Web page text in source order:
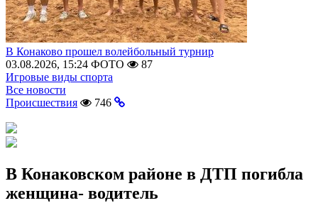
В Конаково прошел волейбольный турнир
03.08.2026, 15:24 ФОТО
87
Игровые виды спорта
Все новости
Происшествия
746
В Конаковском районе в ДТП погибла
женщина- водитель